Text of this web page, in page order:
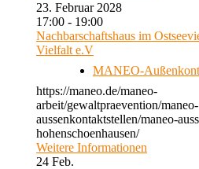
23. Februar 2028
17:00 - 19:00
Nachbarschaftshaus im
Vielfalt e.V
MANEO-
https://maneo.de/maneo-
arbeit/gewaltpraevention/maneo-
aussenkontaktstellen/maneo-
hohenschoenhausen/
Weitere Informationen
24 Feb.